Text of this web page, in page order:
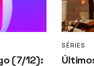
(7/12):
SÉRIES